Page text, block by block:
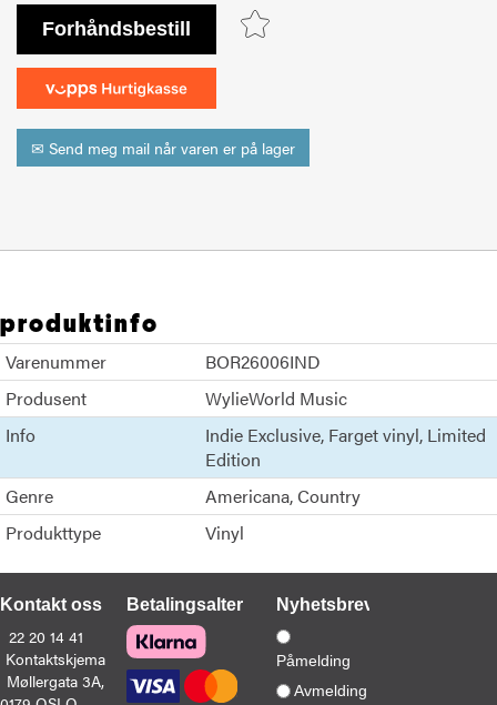
bestill
✉ Send meg mail når varen er på lager
produktinfo
Varenummer
BOR26006IND
Produsent
WylieWorld Music
Info
Indie Exclusive Farget vinyl Limited
Edition
Genre
Americana Country
Produkttype
Vinyl
Kontakt oss
22 20 14 41
Kontaktskjema
Møllergata 3A,
BetalingsalternativerNyhetsbrev
Påmelding
Avmelding